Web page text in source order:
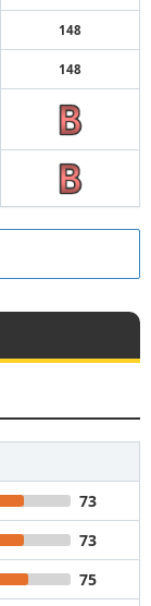
148
148
73
73
75